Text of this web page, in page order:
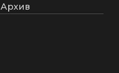
Архив